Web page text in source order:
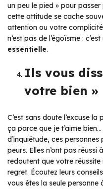
un peu le pied » pour
cette attitude se cache
attention ou votre
n’est pas de l’égoïsme : c’est
essentielle.
Ils vous
votre bien »
C’est sans doute l’excuse
ça parce que je t’aime
d’inquiétude, ces
peurs. Elles n’ont pas
redoutent que votre réussite
regret. Écoutez leurs
vous êtes la seule personne